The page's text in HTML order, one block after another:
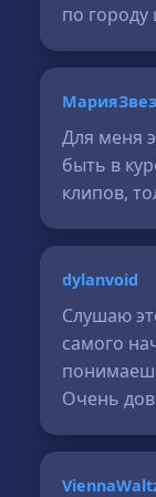
по городу
Для меня
быть в
клипов,
dylanvoid
Слушаю
самого
Очень